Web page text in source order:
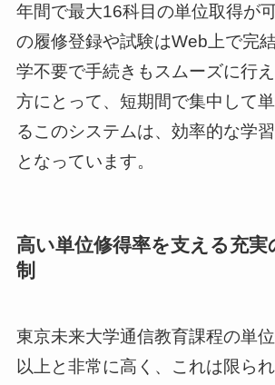
年間で最大16科目の単位取得が
の履修登録や試験はWeb上で完
学不要で手続きもスムーズに行
方にとって、短期間で集中して
るこのシステムは、効率的な学
となっています。
高い単位修得率を支える充
制
東京未来大学通信教育課程の単
以上と非常に高く、これは限ら